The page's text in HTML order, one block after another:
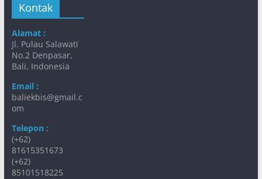
Kontak
Alamat :
Jl. Pulau Salawati
No.2 Denpasar,
Bali, Indonesia
Email :
baliekbis@gmail.c
om
Telepon :
(+62)
81615351673
(+62)
85101518225